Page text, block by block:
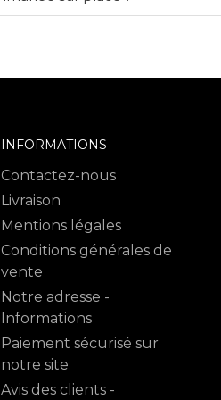
INFORMATIONS
Contactez-nous
Livraison
Mentions légales
Conditions générales de
vente
Notre adresse -
Informations
Paiement sécurisé sur
notre site
Avis des clients -